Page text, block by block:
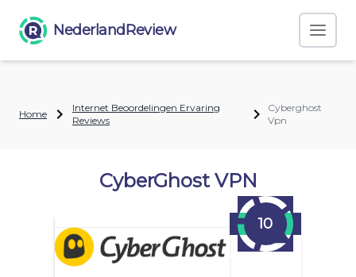
NederlandReview
Home
Internet Beoordelingen Ervaring
Reviews
Cyberghost
Vpn
CyberGhost VPN
10